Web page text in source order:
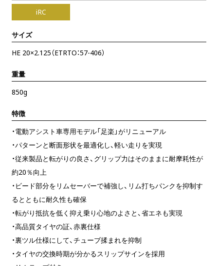
iRC
サイズ
HE 20×2.125（ETRTO：57-406）
重量
850g
特徴
・電動アシスト車専用モデル「足楽」がリニューアル
・パターンと断面形状を最適化し、軽い走りを実現
・従来製品と転がりの良さ、グリップ力はそのままに耐摩耗性が
約20％向上
・ビード部分をリムセーバーで補強し、リム打ちパンクを抑制す
るとともに耐久性も確保
・転がり抵抗を低く抑え乗り心地のよさと、省エネも実現
・高品質タイヤの証、赤裏仕様
・裏ツル仕様にして、チューブ揉まれを抑制
・タイヤの交換時期が分かるスリップサインを採用